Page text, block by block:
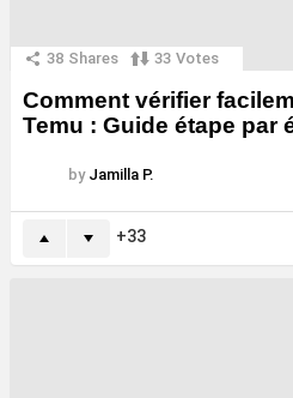
38 Shares 33 Votes
Comment vérifier
Temu : Guide étape par
by Jamilla P.
33